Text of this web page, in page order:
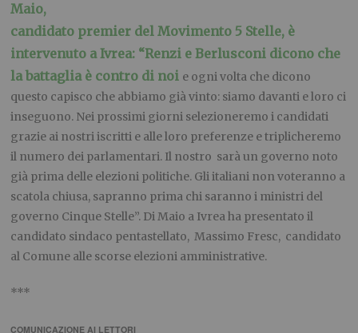
Maio,
candidato premier del Movimento 5 Stelle, è
intervenuto a Ivrea: “Renzi e Berlusconi dicono che
la battaglia è contro di noi e ogni volta che dicono
questo capisco che abbiamo già vinto: siamo davanti e loro ci
inseguono. Nei prossimi giorni selezioneremo i candidati
grazie ai nostri iscritti e alle loro preferenze e triplicheremo
il numero dei parlamentari. Il nostro sarà un governo noto
già prima delle elezioni politiche. Gli italiani non voteranno a
scatola chiusa, sapranno prima chi saranno i ministri del
governo Cinque Stelle”. Di Maio a Ivrea ha presentato il
candidato sindaco pentastellato, Massimo Fresc, candidato
al Comune alle scorse elezioni amministrative.
***
COMUNICAZIONE AI LETTORI